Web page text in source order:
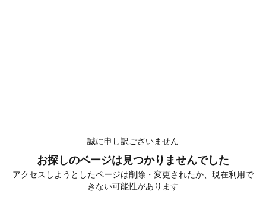
誠に申し訳ございません
お探しのページは見つかりませんでした
アクセスしようとしたページは削除・変更されたか、現在利用で
きない可能性があります